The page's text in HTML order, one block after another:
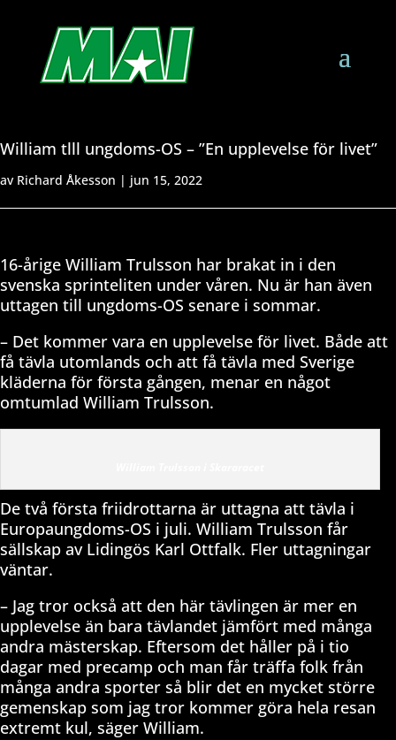
William tlll ungdoms-OS – ”En upplevelse för livet”
av Richard Åkesson | jun 15, 2022
16-årige William Trulsson har brakat in i den
svenska sprinteliten under våren. Nu är han även
uttagen till ungdoms-OS senare i sommar.
– Det kommer vara en upplevelse för livet. Både att
få tävla utomlands och att få tävla med Sverige
kläderna för första gången, menar en något
omtumlad William Trulsson.
De två första friidrottarna är uttagna att tävla i
Europaungdoms-OS i juli. William Trulsson får
sällskap av Lidingös Karl Ottfalk. Fler uttagningar
väntar.
– Jag tror också att den här tävlingen är mer en
upplevelse än bara tävlandet jämfört med många
andra mästerskap. Eftersom det håller på i tio
dagar med precamp och man får träffa folk från
många andra sporter så blir det en mycket större
gemenskap som jag tror kommer göra hela resan
extremt kul, säger William.